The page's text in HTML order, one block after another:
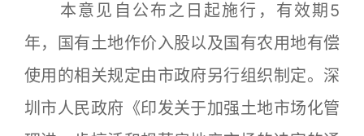
本意见自公布之日起施行，有效期5
年，国有土地作价入股以及国有农用地有偿
使用的相关规定由市政府另行组织制定。深
圳市人民政府《印发关于加强土地市场化管